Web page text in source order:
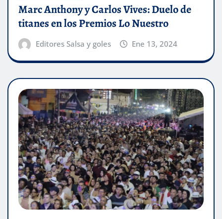
Marc Anthony y Carlos Vives: Duelo de
titanes en los Premios Lo Nuestro
Editores Salsa y goles Ene 13, 2024